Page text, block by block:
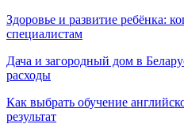
Здоровье и развитие ребёнка:
специалистам
Дача и загородный дом в
расходы
Как выбрать обучение
результат